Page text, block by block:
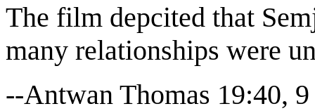
The film depcited that
many relationships were
--Antwan Thomas 19:40,